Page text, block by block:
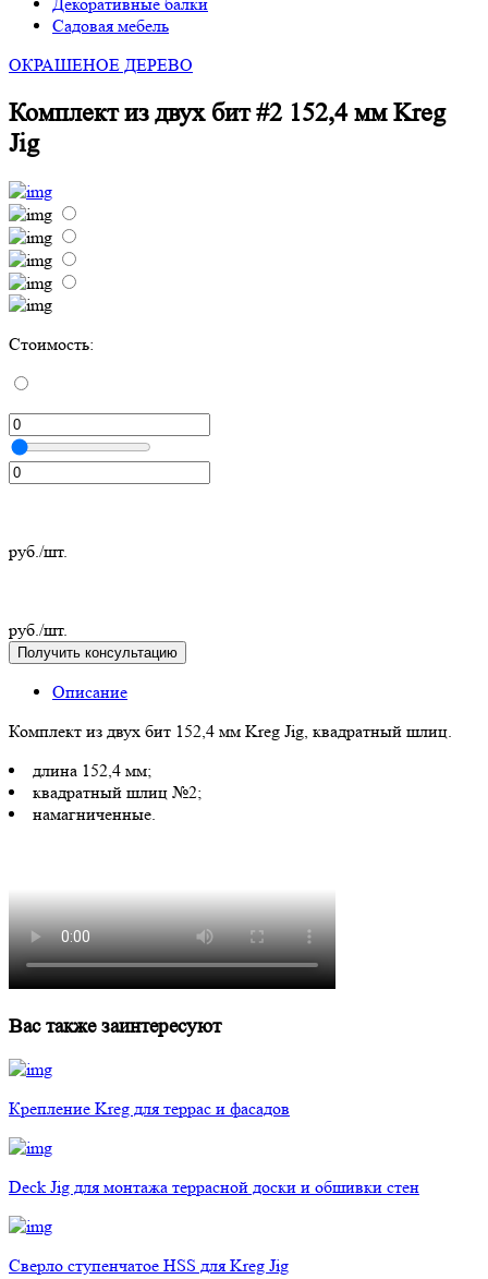
Садовая мебель
ОКРАШЕНОЕ ДЕРЕВО
Комплект из двух бит #2 152,4 мм Kreg
Jig
Стоимость:
руб./шт.
руб./шт.
Получить консультацию
Описание
Комплект из двух бит 152,4 мм Kreg Jig, квадратный шлиц.
длина 152,4 мм;
квадратный шлиц №2;
намагниченные.
Вас также заинтересуют
Крепление Kreg для террас и фасадов
Deck Jig для монтажа террасной доски и обшивки стен
Сверло ступенчатое HSS для Kreg Jig